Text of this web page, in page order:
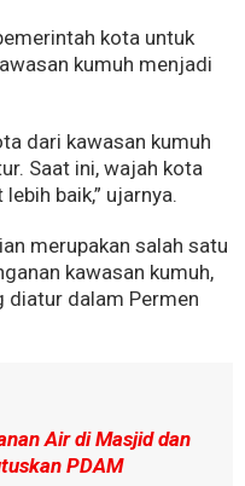
kota untuk
kumuh menjadi
dari kawasan kumuh
Saat ini, wajah kota
baik,” ujarnya.
merupakan salah satu
kawasan kumuh,
diatur dalam Permen
Air di Masjid dan
PDAM